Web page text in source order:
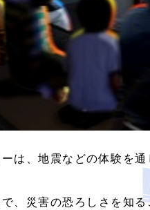
は、地震などの体験を
、災害の恐ろしさを知